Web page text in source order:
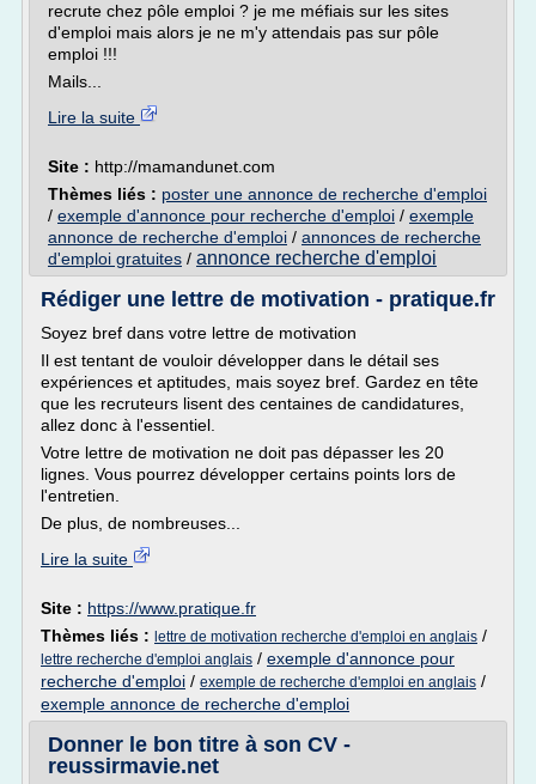
recrute chez pôle emploi ? je me méfiais sur les sites
d'emploi mais alors je ne m'y attendais pas sur pôle
emploi !!!
Mails...
Lire la suite
Site : http://mamandunet.com
Thèmes liés : poster une annonce de recherche d'emploi
/ exemple d'annonce pour recherche d'emploi / exemple
annonce de recherche d'emploi / annonces de recherche
d'emploi gratuites / annonce recherche d'emploi
Rédiger une lettre de motivation - pratique.fr
Soyez bref dans votre lettre de motivation
Il est tentant de vouloir développer dans le détail ses
expériences et aptitudes, mais soyez bref. Gardez en tête
que les recruteurs lisent des centaines de candidatures,
allez donc à l'essentiel.
Votre lettre de motivation ne doit pas dépasser les 20
lignes. Vous pourrez développer certains points lors de
l'entretien.
De plus, de nombreuses...
Lire la suite
Site : https://www.pratique.fr
Thèmes liés : lettre de motivation recherche d'emploi en anglais /
lettre recherche d'emploi anglais / exemple d'annonce pour
recherche d'emploi / exemple de recherche d'emploi en anglais /
exemple annonce de recherche d'emploi
Donner le bon titre à son CV -
reussirmavie.net